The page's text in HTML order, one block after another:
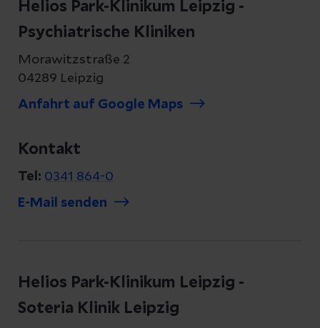
Helios Park-Klinikum Leipzig -
Psychiatrische Kliniken
Morawitzstraße 2
04289 Leipzig
Anfahrt auf Google Maps
Kontakt
Tel: 0341 864-0
E-Mail senden
Helios Park-Klinikum Leipzig -
Soteria Klinik Leipzig